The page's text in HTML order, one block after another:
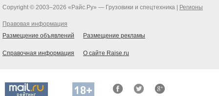
Copyright © 2003–2026 «Райс.Ру» — Грузовики и спецтехника | Регионы
Правовая информация
Размещение объявлений
Размещение рекламы
Справочная информация О сайте Raise.ru